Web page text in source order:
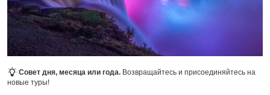
Совет дня, месяца или года. Возвращайтесь и присоединяйтесь на
новые туры!